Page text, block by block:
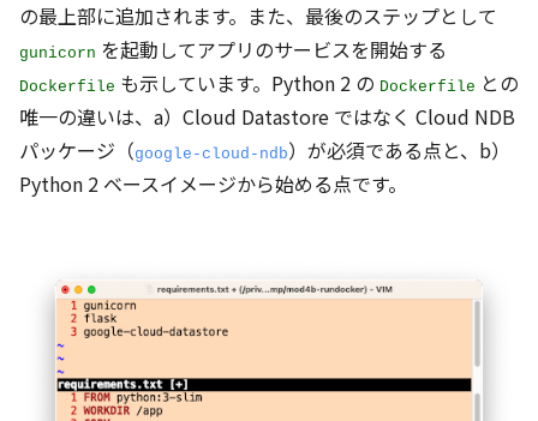
の最上部に追加されます。また、最後のステップとして
gunicorn を起動してアプリのサービスを開始する
Dockerfile も示しています。Python 2 の Dockerfile との
唯一の違いは、a）Cloud Datastore ではなく Cloud NDB
パッケージ（google-cloud-ndb）が必須である点と、b）
Python 2 ベースイメージから始める点です。